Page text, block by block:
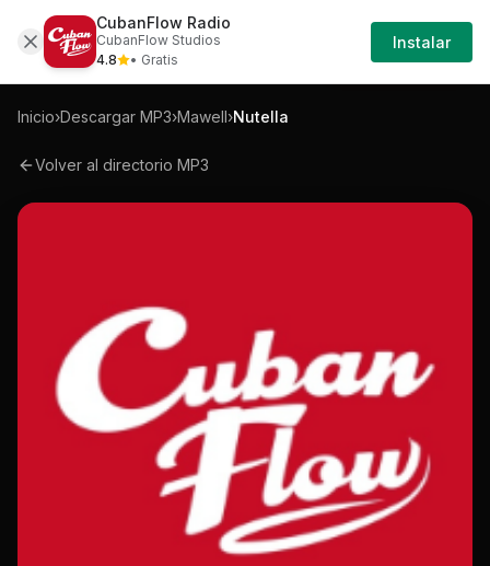
Mp3 Mawell-nutella-mp3
Iniciar
Sesión
Inicio›Descargar MP3›Mawell›Nutella
Volver al directorio MP3
CubanFlow Radio
CubanFlow Studios
4.8
• Gratis
Instalar